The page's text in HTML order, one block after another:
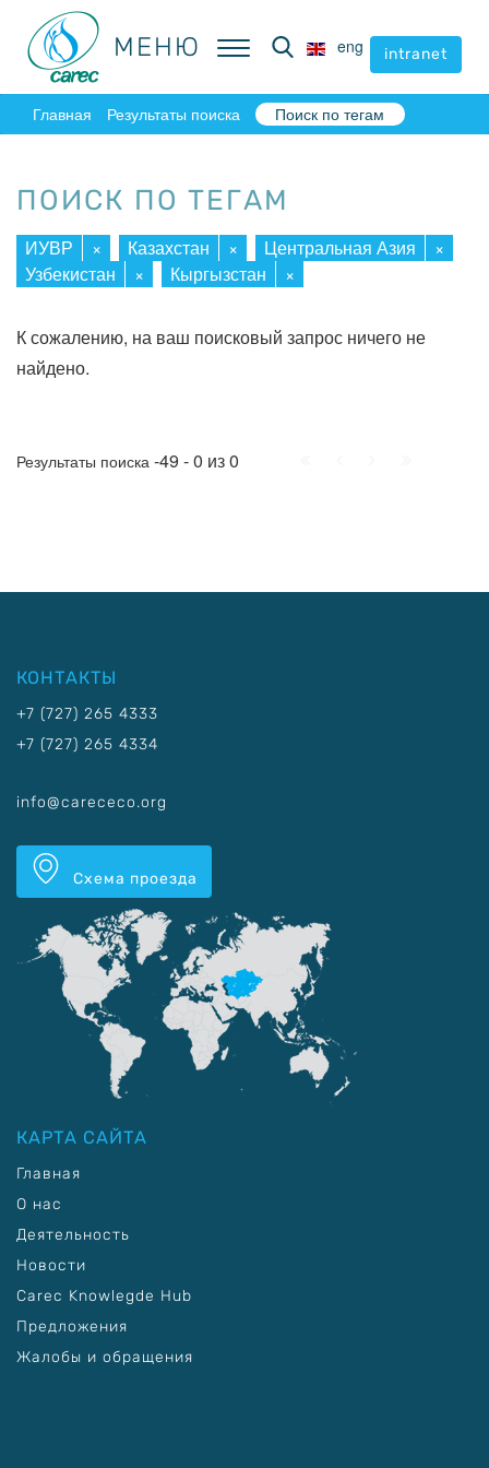
МЕНЮ eng intranet
МЕНЮ eng intranet
Главная Результаты поиска Поиск по тегам
ПОИСК ПО ТЕГАМ
ИУВР × Казахстан × Центральная Азия
×
Узбекистан
× Кыргызстан ×
К сожалению, на ваш поисковый запрос ничего не
найдено.
Результаты поиска -49 - 0 из 0
КОНТАКТЫ
+7 (727) 265 4333
+7 (727) 265 4334
info@carececo.org
Схема проезда
КАРТА САЙТА
Главная
О нас
Деятельность
Новости
Carec Knowlegde Hub
Предложения
Жалобы и обращения